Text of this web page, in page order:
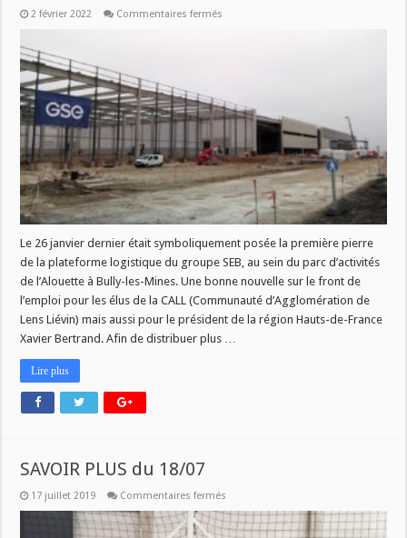
2 février 2022 Commentaires fermés
:
SEB
S’IMPLANTE
BULLY-
LES-
MINES
Le 26 janvier dernier était symboliquement posée la première pierre
de la plateforme logistique du groupe SEB, au sein du parc d’activités
de l’Alouette à Bully-les-Mines. Une bonne nouvelle sur le front de
l’emploi pour les élus de la CALL (Communauté d’Agglomération de
Lens Liévin) mais aussi pour le président de la région Hauts-de-France
Xavier Bertrand. Afin de distribuer plus …
Lire plus
SAVOIR PLUS du 18/07
17 juillet 2019 Commentaires fermés
PLUS
du